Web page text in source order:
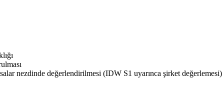
nezdinde değerlendirilmesi (IDW S1 uyarınca şirket değerlemesi)